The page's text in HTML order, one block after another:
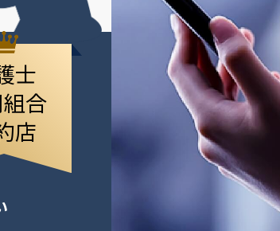
士
合
店